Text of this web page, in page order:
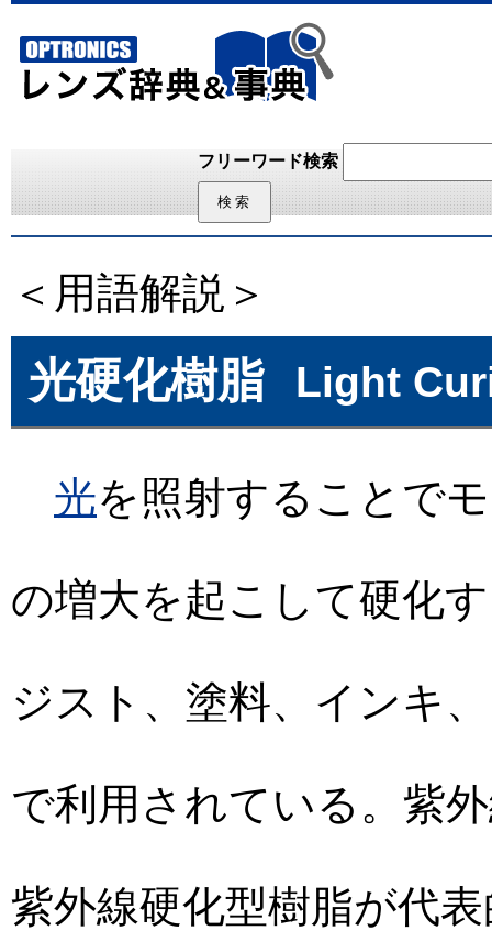
フリーワード検索
＜用語解説＞
光硬化樹脂 Light
光を照射することで
の増大を起こして硬化
ジスト、塗料、インキ
で利用されている。紫
紫外線硬化型樹脂が代